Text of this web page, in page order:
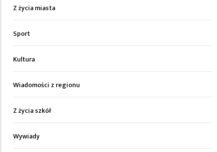
Z życia miasta
Sport
Kultura
Wiadomości z regionu
Z życia szkół
Wywiady